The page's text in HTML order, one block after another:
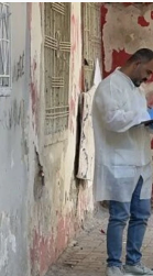
Haber